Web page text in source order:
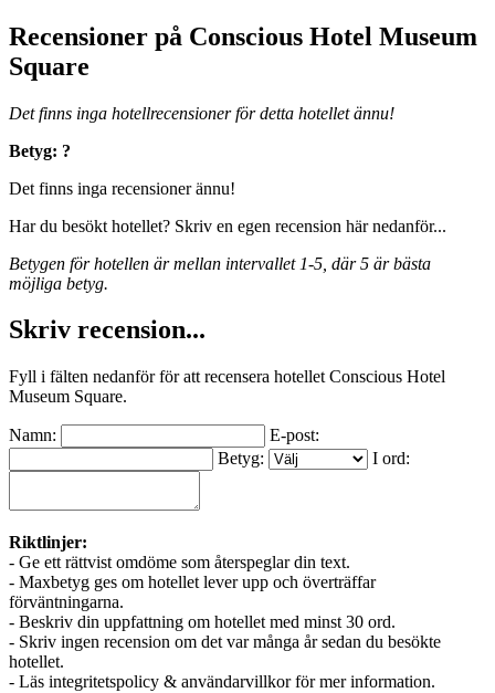
Recensioner på Conscious Hotel Museum
Square
Det finns inga hotellrecensioner för detta hotellet ännu!
Betyg: ?
Det finns inga recensioner ännu!
Har du besökt hotellet? Skriv en egen recension här nedanför...
Betygen för hotellen är mellan intervallet 1-5, där 5 är bästa
möjliga betyg.
Skriv recension...
Fyll i fälten nedanför för att recensera hotellet Conscious Hotel
Museum Square.
Namn:
E-post:
Betyg:
I ord:
Riktlinjer:
- Ge ett rättvist omdöme som återspeglar din text.
- Maxbetyg ges om hotellet lever upp och överträffar
förväntningarna.
- Beskriv din uppfattning om hotellet med minst 30 ord.
- Skriv ingen recension om det var många år sedan du besökte
hotellet.
- Läs integritetspolicy & användarvillkor för mer information.